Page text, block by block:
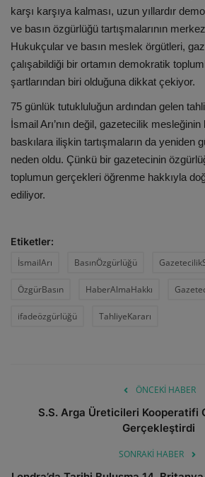
karşı karşıya kalması, uzun yıllardır
ve basın özgürlüğü tartışmalarının
Hukukçular ve basın meslek örgütleri,
çalışabildiği bir ortamın demokratik
şartlarından biri olduğuna dikkat çekiyor.
75 günlük tutukluluğun ardından gelen
İsmail Arı’nın değil, gazetecilik
baskılara ilişkin tartışmaların da yeniden
neden oldu. Çünkü bir gazetecinin
toplumun gerçekleri öğrenme hakkıyla
ediliyor.
Etiketler:
İsmailArı
BasınÖzgürlüğü
ÖzgürBasın HaberAlmaHakkı
ifadeözgürlüğü TahliyeKararı
ÖNCEKI HABER
S.S. Arga Üreticileri Kooperatifi
Gerçekleştirdi
SONRAKI HABER